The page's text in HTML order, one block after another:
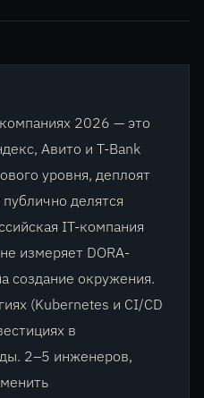
2026 — это
Авито и T-Bank
уровня, деплоят
делятся
IT-компания
измеряет DORA-
создание окружения.
(Kubernetes и CI/CD
в
2–5 инженеров,